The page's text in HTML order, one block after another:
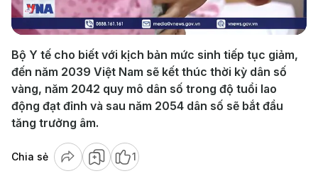
Video
Bộ Y tế cho biết với kịch bản mức sinh tiếp tục giảm,
đến năm 2039 Việt Nam sẽ kết thúc thời kỳ dân số
vàng, năm 2042 quy mô dân số trong độ tuổi lao
động đạt đỉnh và sau năm 2054 dân số sẽ bắt đầu
tăng trưởng âm.
Chia sẻ 1